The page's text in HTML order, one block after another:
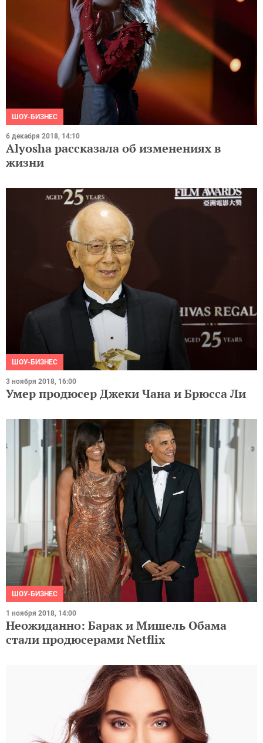
ШОУ-БИЗНЕС
6 декабря 2018, 14:10
Alyosha рассказала об изменениях в
жизни
ШОУ-БИЗНЕС
3 ноября 2018, 16:00
Умер продюсер Джеки Чана и Брюсса Ли
ШОУ-БИЗНЕС
1 ноября 2018, 14:00
Неожиданно: Барак и Мишель Обама
стали продюсерами Netflix